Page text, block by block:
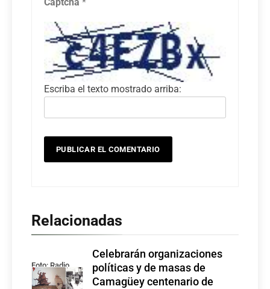
Escriba el texto mostrado arriba:
Relacionadas
Foto: Radio
Rebelde
Celebrarán organizaciones
políticas y de masas de
Camagüey centenario de